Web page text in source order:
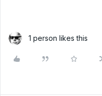
1 person likes this